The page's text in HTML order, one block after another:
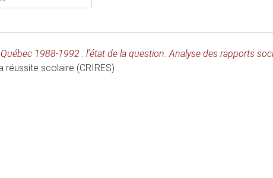
1988-1992 : l’état de la question. Analyse des rapports
réussite scolaire (CRIRES)